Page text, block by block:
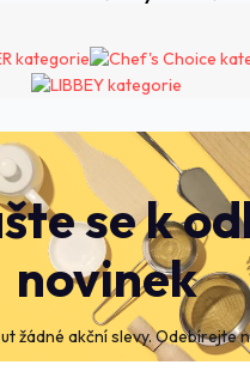
se k
novinek
žádné akční slevy. Odebírejte